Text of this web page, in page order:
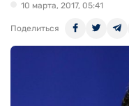
10 марта, 2017, 05:41
Поделиться